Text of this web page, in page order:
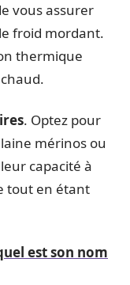
vous assurer
froid mordant.
thermique
. Optez pour
mérinos ou
capacité à
tout en étant
est son nom